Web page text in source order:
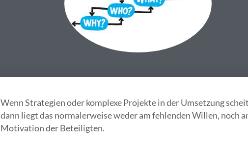
Wenn Strategien oder komplexe Projekte in der Umsetzung
dann liegt das normalerweise weder am fehlenden Willen, noch
Motivation der Beteiligten.